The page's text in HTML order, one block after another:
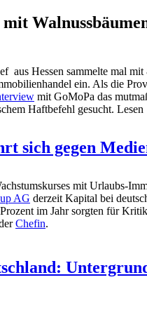
aus Hessen sammelte mal mit
ein. Als die
mit GoMoPa das
Haftbefehl gesucht.
sich gegen
mit Urlaubs-
AG derzeit Kapital bei
im Jahr sorgten für
Chefin.